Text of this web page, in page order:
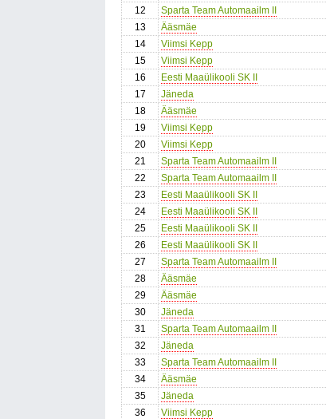
12
Sparta Team Automaailm II
13
Ääsmäe
14
Viimsi Kepp
15
Viimsi Kepp
16
Eesti Maaülikooli SK II
17
Jäneda
18
Ääsmäe
19
Viimsi Kepp
20
Viimsi Kepp
21
Sparta Team Automaailm II
22
Sparta Team Automaailm II
23
Eesti Maaülikooli SK II
24
Eesti Maaülikooli SK II
25
Eesti Maaülikooli SK II
26
Eesti Maaülikooli SK II
27
Sparta Team Automaailm II
28
Ääsmäe
29
Ääsmäe
30
Jäneda
31
Sparta Team Automaailm II
32
Jäneda
33
Sparta Team Automaailm II
34
Ääsmäe
35
Jäneda
36
Viimsi Kepp